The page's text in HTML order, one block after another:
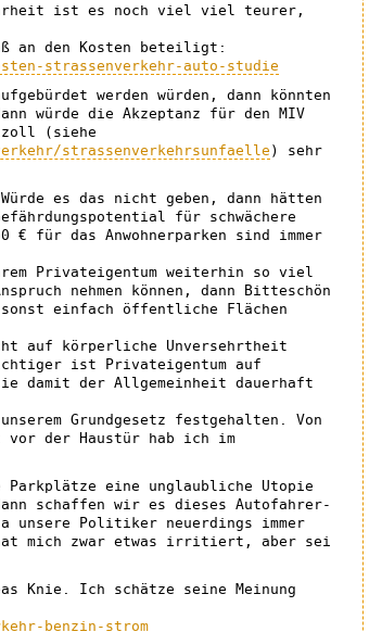
ist es noch viel viel teurer,
an den Kosten beteiligt:
strassenverkehr-auto-studie
werden würden, dann könnten
würde die Akzeptanz für den MIV
(siehe
strassenverkehrsunfaelle ) sehr
es das nicht geben, dann hätten
für schwächere
für das Anwohnerparken sind immer
Privateigentum weiterhin so viel
nehmen können, dann Bitteschön
sonst einfach öffentliche Flächen
auf körperliche Unversehrtheit
ist Privateigentum auf
damit der Allgemeinheit dauerhaft
Grundgesetz festgehalten. Von
vor der Haustür hab ich im
eine unglaubliche Utopie
schaffen wir es dieses Autofahrer-
unsere Politiker neuerdings immer
mich zwar etwas irritiert, aber sei
Knie. Ich schätze seine Meinung
benzin-strom